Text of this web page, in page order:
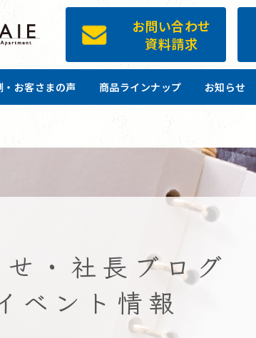
お問い合わせ
資料請求
・お客さまの声 商品ラインナップ お知らせ
・社長ブログ
ベント情報